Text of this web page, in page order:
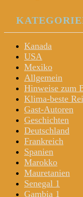
Kanada
USA
Mexiko
Allgemein
Hinweise zum
Klima-beste
Gast-Autoren
Geschichten
Deutschland
Frankreich
Spanien
Marokko
Mauretanien
Senegal 1
Gambia 1